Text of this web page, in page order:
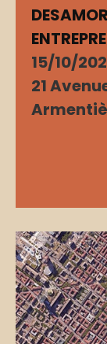
15/10/
21